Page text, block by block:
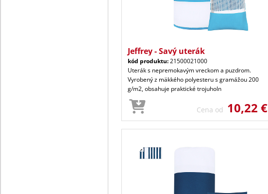
Jeffrey - Savý uterák
kód produktu:21500021000
Uterák s nepremokavým vreckom a puzdrom.
Vyrobený z mäkkého polyesteru s gramážou 200
g/m2, obsahuje praktické trojuholn
Cena od 10,22 €